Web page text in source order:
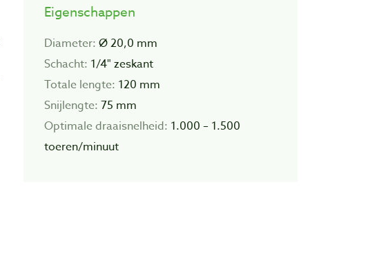
Eigenschappen
Diameter: Ø 20,0 mm
Schacht: 1/4" zeskant
Totale lengte: 120 mm
Snijlengte: 75 mm
Optimale draaisnelheid: 1.000 – 1.500
toeren/minuut